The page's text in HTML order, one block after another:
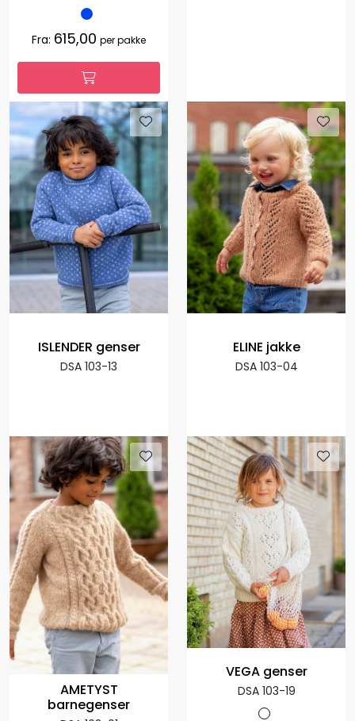
Fra: 615,00 per pakke
ISLENDER genser
DSA 103-13
ELINE jakke
DSA 103-04
AMETYST
barnegenser
VEGA genser
DSA 103-19